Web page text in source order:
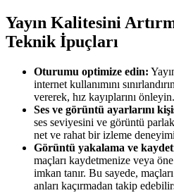
Yayın Kalitesini
Teknik İpuçları
Oturumu optimize edin:
internet kullanımını
vererek, hız kayıplarını önleyin.
Ses ve görüntü ayarlarını
ses seviyesini ve görüntü
net ve rahat bir izleme
Görüntü yakalama ve
maçları kaydetmenize veya
imkan tanır. Bu sayede,
anları kaçırmadan takip